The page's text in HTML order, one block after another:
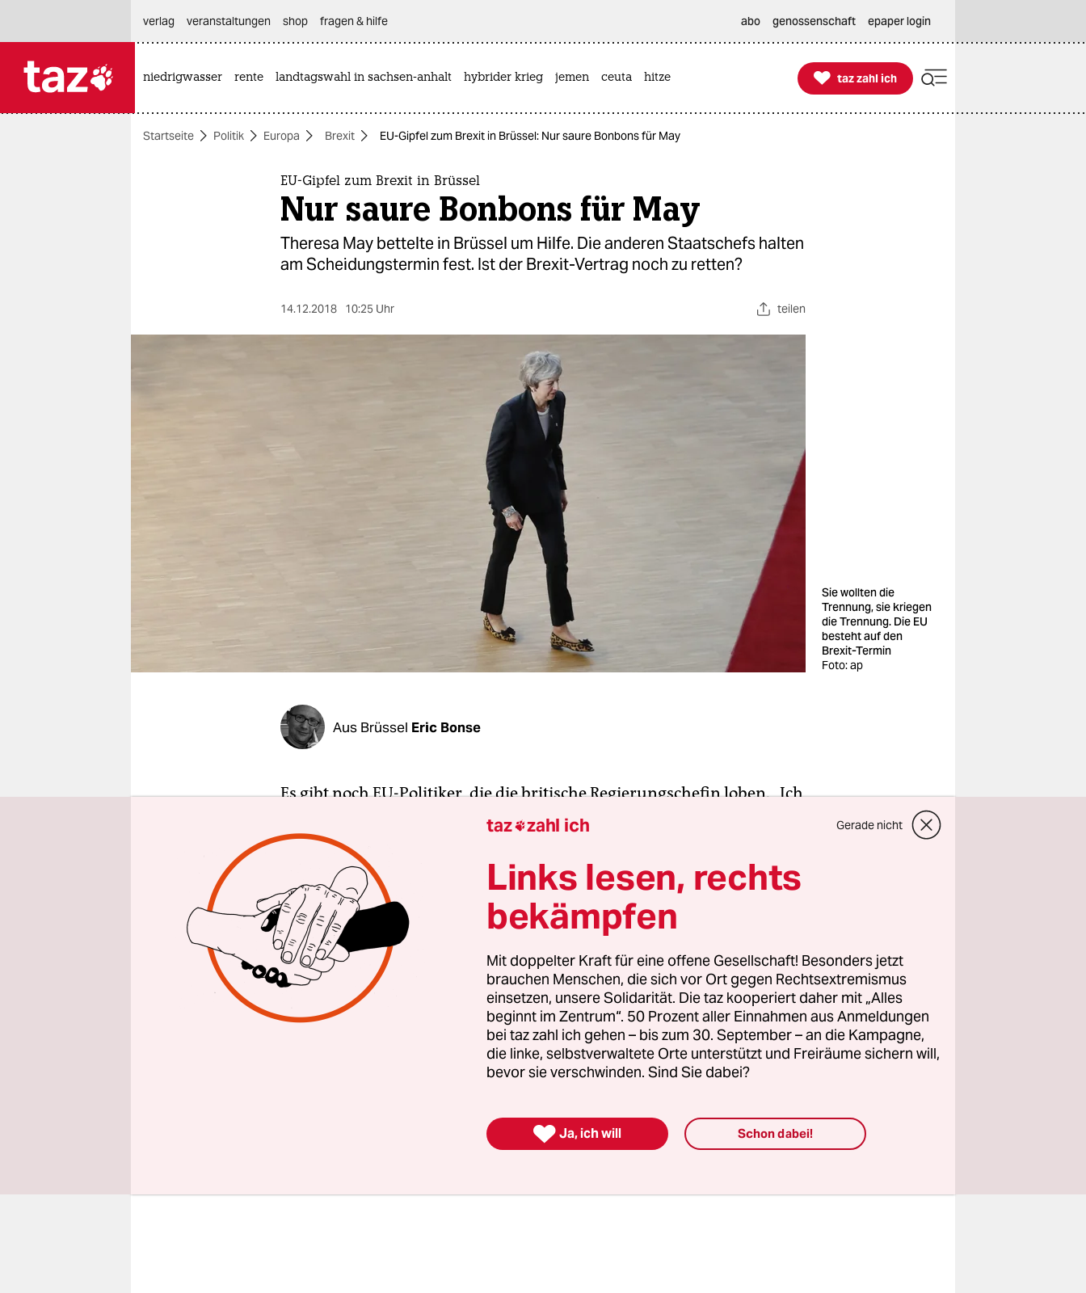
themen
fragen & hilfe
verlag
veranstaltungen shop fragen & hilfe abo genossenschaft epaper login
niedrigwasser rente landtagswahl in sachsen-anhalt hybrider krieg jemen ceuta hitze 
taz zahl ich
taz zahl ich
Startseite Politik Europa Brexit EU-Gipfel zum Brexit in Brüssel: Nur saure Bonbons für May
EU-Gipfel zum Brexit in Brüssel
Nur saure Bonbons für May
Theresa May bettelte in Brüssel um Hilfe. Die anderen Staatschefs halten
am Scheidungstermin fest. Ist der Brexit-Vertrag noch zu retten?
14.12.2018 10:25 Uhr teilen
Sie wollten die
Trennung, sie kriegen
die Trennung. Die EU
besteht auf den
Brexit-Termin
Foto: ap
Aus Brüssel Eric Bonse
Es gibt noch EU-Politiker, die die britische Regierungschefin loben. „Ich
bewundere Theresa May, sie beweist Führungsstärke“, sagte der
niederländische Regierungschef Mark Rutte zu
am Donnerstag in Brüssel
. Auch Bundeskanzlerin Angela Merkel gab
sich versöhnlich. Sie freue sich auf „sehr gute Beziehungen“ – auch
nach dem britischen EU-Austritt am 29. März 2019.
Doch die Zuneigung reichte nicht mehr aus, um May in der Sache
entgegenzukommen. Der
Scheidungsvertrag, der erst im November
auf einem EU-Sondergipfel besiegeltworden war, könne nicht noch
einmal aufgemacht werden, beschieden die 27 verbleibenden Staats-
und Regierungschefs die scheidende Britin. Allenfalls könne man noch
über „zusätzliche Versicherungen“ reden, betonte Merkel.
taz zahl ich Gerade nicht
Links lesen, rechts
bekämpfen
Mit doppelter Kraft für eine offene Gesellschaft! Besonders jetzt
brauchen Menschen, die sich vor Ort gegen Rechtsextremismus
einsetzen, unsere Solidarität. Die taz kooperiert daher mit „Alles
beginnt im Zentrum“. 50 Prozent aller Einnahmen aus Anmeldungen
bei taz zahl ich gehen – bis zum 30. September – an die Kampagne,
die linke, selbstverwaltete Orte unterstützt und Freiräume sichern will,
bevor sie verschwinden. Sind Sie dabei?
 Ja, ich will Schon dabei!